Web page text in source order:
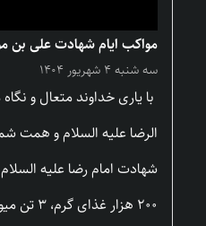
مواکب ایام شهادت علی بن
سه شنبه ۴ شهریور ۱۴۰۴
با یاری خداوند متعال و
الرضا علیه السلام و همت
شهادت امام رضا علیه